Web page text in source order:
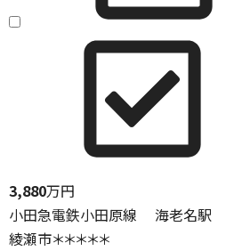
3,880万円
小田急電鉄小田原線 海老名駅
綾瀬市＊＊＊＊＊